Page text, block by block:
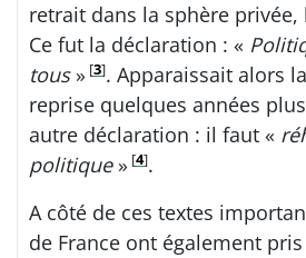
retrait dans la sphère privée,
Ce fut la déclaration : «
tous» [3]. Apparaissait alors
reprise quelques années
autre déclaration : il faut «
politique» [4].
A côté de ces textes
de France ont également